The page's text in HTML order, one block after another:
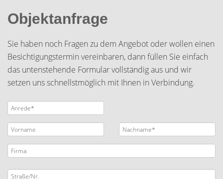
Objektanfrage
Sie haben noch Fragen zu dem Angebot oder wollen einen
Besichtigungstermin vereinbaren, dann füllen Sie einfach
das untenstehende Formular vollständig aus und wir
setzen uns schnellstmöglich mit Ihnen in Verbindung.